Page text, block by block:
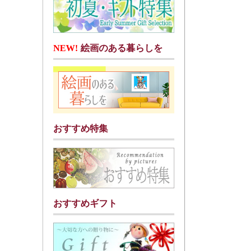
NEW! 絵画のある暮らしを
おすすめ特集
おすすめギフト